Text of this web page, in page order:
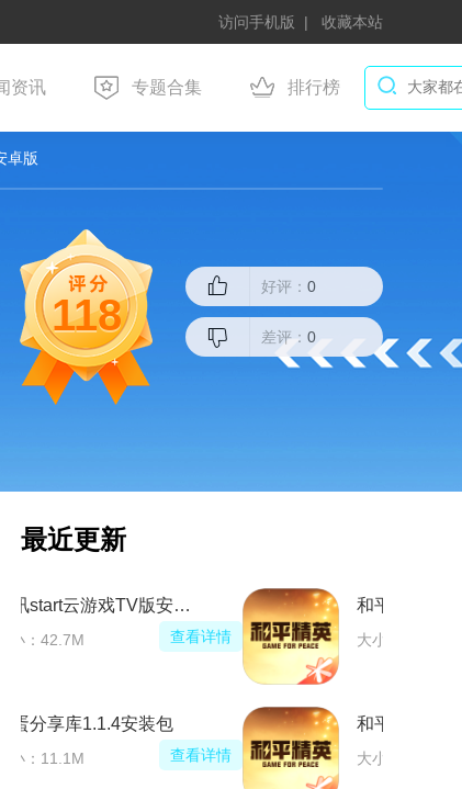
访问手机版 收藏本站
资讯 专题合集 排行榜
卓版
118
好评： 0
差评： 0
最近更新
腾讯start云游戏TV版安装包
大小：42.7M 查看详情
蛋蛋分享库1.1.4安装包
大小：11.1M 查看详情